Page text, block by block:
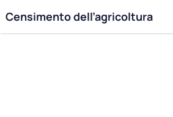
Censimento dell’agricoltura